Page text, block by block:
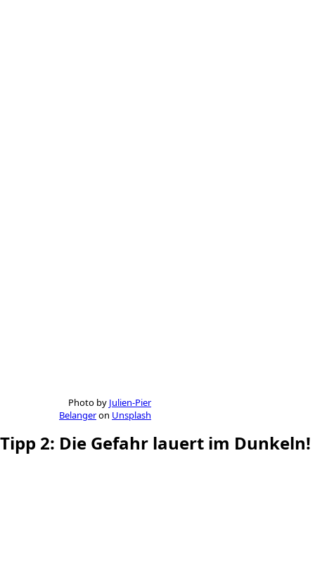
Photo by Julien-Pier
Belangeron Unsplash
Tipp 2: Die Gefahr lauert im Dunkeln!